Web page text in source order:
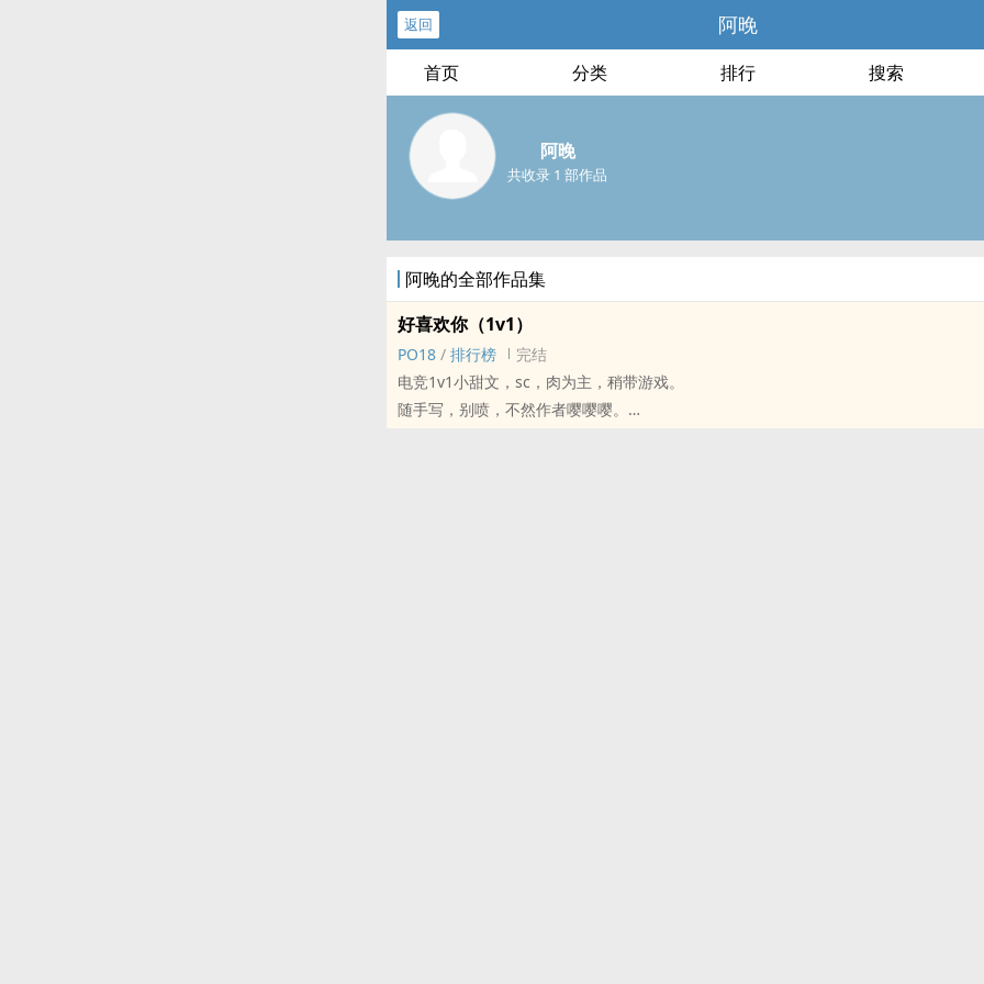
返回 阿晚
首页 分类 排行 搜索
阿晚
共收录 1 部作品
阿晚的全部作品集
好喜欢你（1v1）
PO18 / 排行榜
完结
电竞1v1小甜文，sc，肉为主，稍带游戏。
随手写，别喷，不然作者嘤嘤嘤。